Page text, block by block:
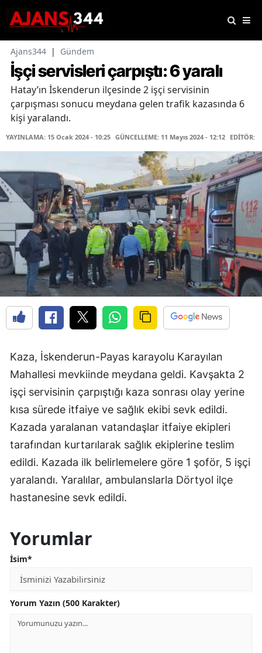
Ajans344 | Gündem
İşçi servisleri çarpıştı: 6 yaralı
Hatay’ın İskenderun ilçesinde 2 işçi servisinin
çarpışması sonucu meydana gelen trafik kazasında 6
kişi yaralandı.
YAYINLAMA: 15 Ocak 2024 - 10:25 GÜNCELLEME: 11 Mayıs 2024 - 12:12 EDİTÖR:
Kaza, İskenderun-Payas karayolu Karayılan
Mahallesi mevkiinde meydana geldi. Kavşakta 2
işçi servisinin çarpıştığı kaza sonrası olay yerine
kısa sürede itfaiye ve sağlık ekibi sevk edildi.
Kazada yaralanan vatandaşlar itfaiye ekipleri
tarafından kurtarılarak sağlık ekiplerine teslim
edildi. Kazada ilk belirlemelere göre 1 şoför, 5 işçi
yaralandı. Yaralılar, ambulanslarla Dörtyol ilçe
hastanesine sevk edildi.
Yorumlar
İsim*
Yorum Yazın (500 Karakter)